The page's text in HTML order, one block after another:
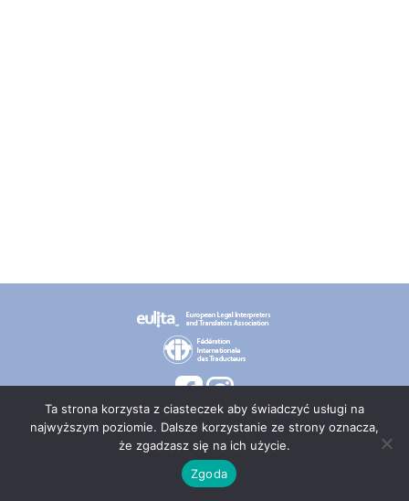
© 2026 PT TEPIS
Ta strona korzysta z ciasteczek aby świadczyć usługi na
najwyższym poziomie. Dalsze korzystanie ze strony oznacza,
że zgadzasz się na ich użycie.
Zgoda